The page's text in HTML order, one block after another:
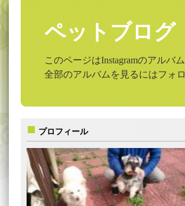
ペットブログ
このページはInstagramのアルバ
全部のアルバムを見るにはフォ
プロフィール